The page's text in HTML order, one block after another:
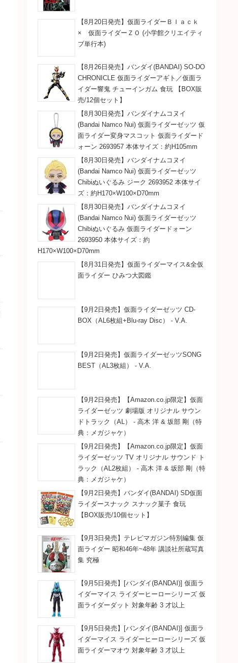
【8月20日発売】仮面ライダーＢｌａｃｋ
× 仮面ライダーＺＯ (小学館クリエイティ
ブ単行本)
【8月26日発売】バンダイ(BANDAI) SO-DO
CHRONICLE 仮面ライダーアギト／仮面ラ
イダー響鬼 チューインガム 食玩 【BOX販
売/12個セット】
【8月30日発売】バンダイナムコヌイ
(Bandai Namco Nui) 仮面ライダーゼッツ 仮
面ライダー変身マスコット 仮面ライダード
ォーン 2693957 本体サイズ：約H105mm
【8月30日発売】バンダイナムコヌイ
(Bandai Namco Nui) 仮面ライダーゼッツ
Chibiぬいぐるみ ジーク 2693952 本体サイ
ズ：約H170×W100×D70mm
【8月30日発売】バンダイナムコヌイ
(Bandai Namco Nui) 仮面ライダーゼッツ
Chibiぬいぐるみ 仮面ライダードォーン
2693950 本体サイズ：約
H170×W100×D70mm
【8月31日発売】仮面ライダーマイス&全仮
面ライダー ひみつ大図鑑
【9月2日発売】仮面ライダーゼッツ CD-
BOX（AL6枚組+Blu-ray Disc） - V.A.
【9月2日発売】仮面ライダーゼッツSONG
BEST（AL3枚組） - V.A.
【9月2日発売】【Amazon.co.jp限定】仮面
ライダーゼッツ 劇場版 オリジナル サウン
ドトラック（AL） - 高木 洋 & 坂部 剛（特
典：メガジャケ）
【9月2日発売】【Amazon.co.jp限定】仮面
ライダーゼッツ TV オリジナル サウンド ト
ラック（AL2枚組） - 高木 洋 & 坂部 剛（特
典：メガジャケ）
【9月2日発売】バンダイ(BANDAI) SD仮面
ライダースナック スナック菓子 食玩
【BOX販売/10個セット】
【9月3日発売】テレビマガジン特別編集 仮
面ライダー 昭和46年~48年 講談社所蔵写真
集 究極
【9月5日発売】[バンダイ(BANDAI)] 仮面ラ
イダーマイス ライダーヒーローシリーズ 仮
面ライダーダット 対象年齢 3 才以上
【9月5日発売】[バンダイ(BANDAI)] 仮面ラ
イダーマイス ライダーヒーローシリーズ 仮
面ライダーマオウ 対象年齢 3 才以上